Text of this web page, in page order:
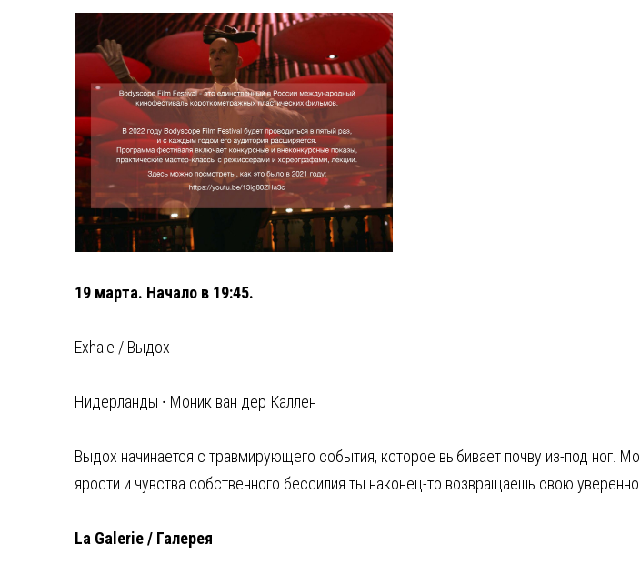
19 марта. Начало в 19:45.
Exhale / Выдох
Нидерланды ⸱ Моник ван дер Каллен
Выдох начинается с травмирующего события, которое выбивает почву из-под ног.
ярости и чувства собственного бессилия ты наконец-то возвращаешь свою
La Galerie / Галерея